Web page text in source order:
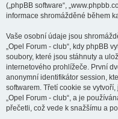
(„phpBB software“,
informace shromážděné během
Vaše osobní údaje jsou
„Opel Forum - club“, kdy phpBB
soubory, které jsou stáhnuty a
internetového prohlížeče. První
anonymní identifikátor session,
softwarem. Třetí cookie se
„Opel Forum - club“, a je
přečetli, což vede k snažšímu a